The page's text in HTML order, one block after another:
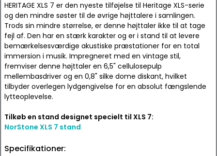
HERITAGE XLS 7 er den nyeste tilføjelse til Heritage XLS-serie
og den mindre søster til de øvrige højttalere i samlingen.
Trods sin mindre størrelse, er denne højttaler ikke til at tage
fejl af. Den har en stærk karakter og er i stand til at levere
bemærkelsesværdige akustiske præstationer for en total
immersion i musik. Impregneret med en vintage stil,
fremviser denne højttaler en 6,5" cellulosepulp
mellembasdriver og en 0,8" silke dome diskant, hvilket
tilbyder overlegen lydgengivelse for en absolut fængslende
lytteoplevelse.
Tilkøb en stand designet specielt til XLS 7:
NorStone XLS 7 stand
Specifikationer: